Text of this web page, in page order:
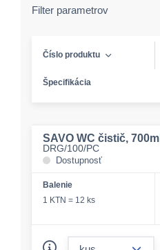
Filter parametrov
Číslo produktu
Špecifikácia
SAVO WC čistič, 700ml
DRG/100/PC
Dostupnosť
Balenie
1 KTN = 12 ks